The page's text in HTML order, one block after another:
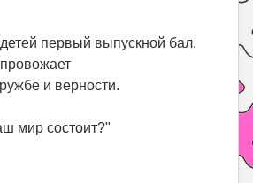
первый выпускной бал.
и верности.
мир состоит?"